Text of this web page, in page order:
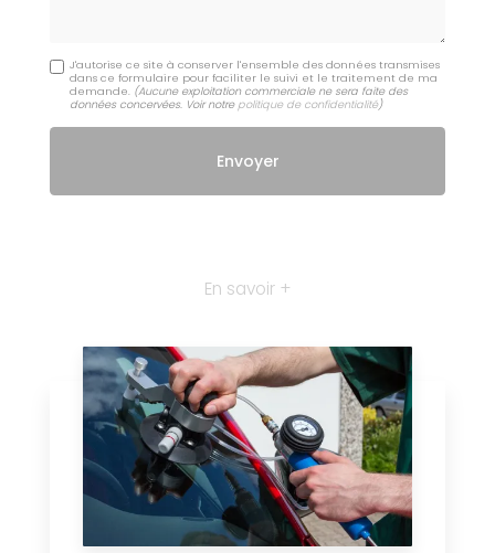
J'autorise ce site à conserver l'ensemble des données transmises
dans ce formulaire pour faciliter le suivi et le traitement de ma
demande. (Aucune exploitation commerciale ne sera faite des
données concervées. Voir notre politique de confidentialité)
En savoir +